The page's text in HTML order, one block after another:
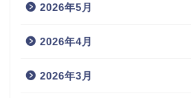
2026年5月
2026年4月
2026年3月